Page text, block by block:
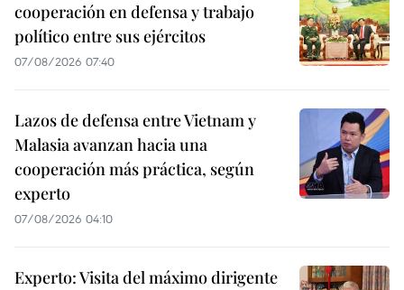
cooperación en defensa y trabajo
político entre sus ejércitos
07/08/2026 07:40
Lazos de defensa entre Vietnam y
Malasia avanzan hacia una
cooperación más práctica, según
experto
07/08/2026 04:10
Experto: Visita del máximo dirigente